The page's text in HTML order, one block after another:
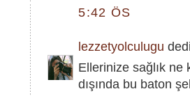
5:42 ÖS
lezzetyolculugu
Ellerinize sağlık ne
dışında bu baton